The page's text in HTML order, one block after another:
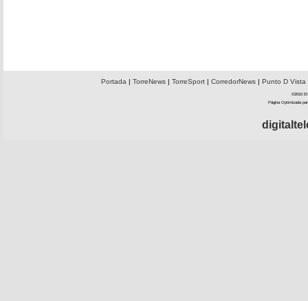
Portada | TorreNews| TorreSport| CorredorNews| Punto D Vista
©2010 El
Página Optimizada